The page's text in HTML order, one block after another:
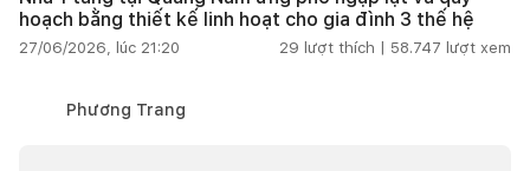
hoạch bằng thiết kế linh hoạt cho gia đình 3 thế hệ
27/06/2026, lúc 21:20 29 lượt thích | 58.747 lượt xem
Phương Trang